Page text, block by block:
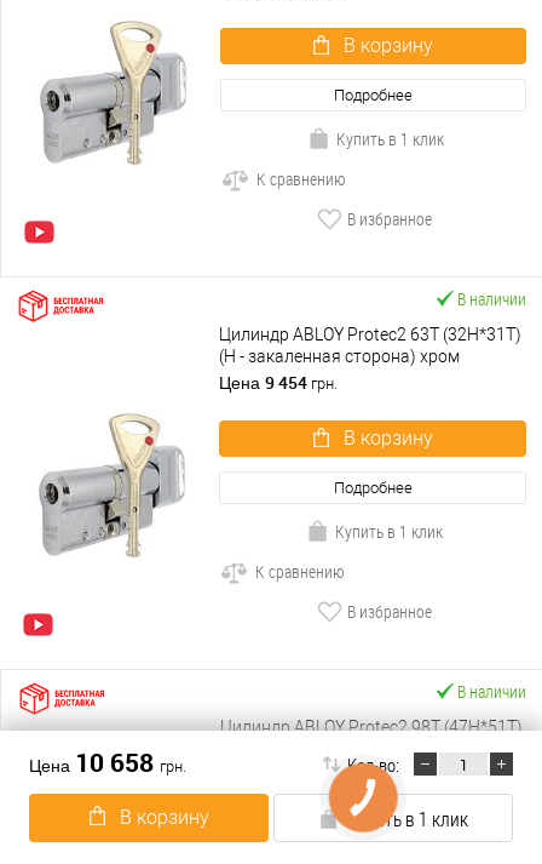
Цена 10 658 грн. Кол-во:
В корзину Купить в 1 клик
В корзину
Подробнее
Купить в 1 клик
К сравнению
В избранное
В наличии
Цилиндр ABLOY Protec2 63T (32H*31T)
(H - закаленная сторона) хром
полированный
Цена 9 454 грн.
В корзину
Подробнее
Купить в 1 клик
К сравнению
В избранное
В наличии
Цилиндр ABLOY Protec2 98T (47H*51T)
(H - закаленная сторона) хром
полированный
грн.
В корзину